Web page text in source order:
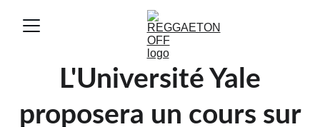
L'Université Yale
proposera un cours sur